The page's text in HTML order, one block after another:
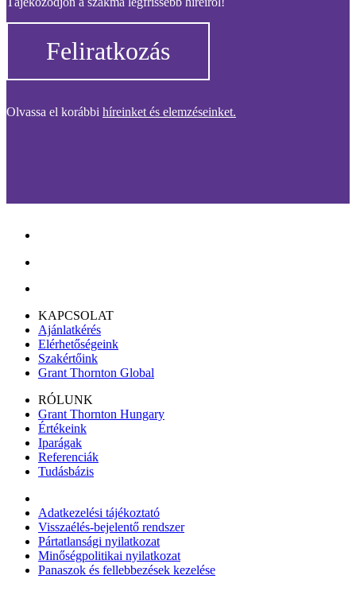
Feliratkozás
Olvassa el korábbi híreinket és elemzéseinket.
KAPCSOLAT
Ajánlatkérés
Elérhetőségeink
Szakértőink
Grant Thornton Global
RÓLUNK
Grant Thornton Hungary
Értékeink
Iparágak
Referenciák
Tudásbázis
Adatkezelési tájékoztató
Visszaélés-bejelentő rendszer
Pártatlansági nyilatkozat
Minőségpolitikai nyilatkozat
Panaszok és fellebbezések kezelése